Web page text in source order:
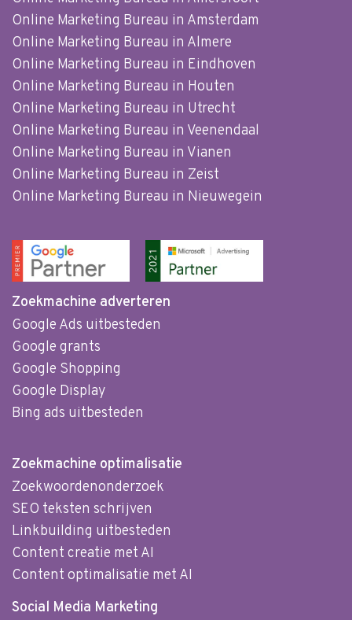
Online Marketing Bureau in Amsterdam
Online Marketing Bureau in Almere
Online Marketing Bureau in Eindhoven
Online Marketing Bureau in Houten
Online Marketing Bureau in Utrecht
Online Marketing Bureau in Veenendaal
Online Marketing Bureau in Vianen
Online Marketing Bureau in Zeist
Online Marketing Bureau in Nieuwegein
Zoekmachine adverteren
Google Ads uitbesteden
Google grants
Google Shopping
Google Display
Bing ads uitbesteden
Zoekmachine optimalisatie
Zoekwoordenonderzoek
SEO teksten schrijven
Linkbuilding uitbesteden
Content creatie met AI
Content optimalisatie met AI
Social Media Marketing